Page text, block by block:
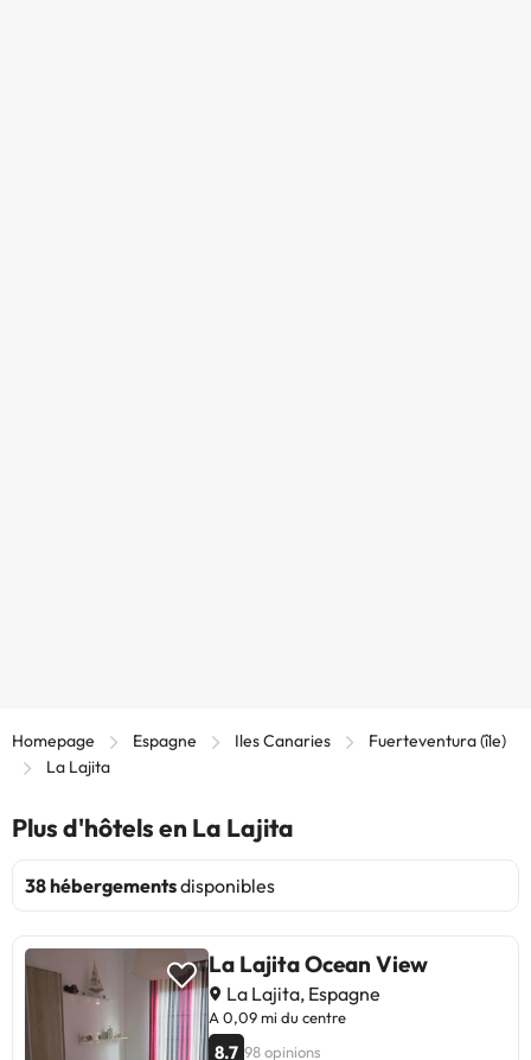
Homepage Espagne Iles Canaries
Fuerteventura (île)
La Lajita
Plus d'hôtels en La Lajita
38 hébergementsdisponibles
La Lajita Ocean View
La Lajita, Espagne
A 0,09 mi du centre
8.7 98 opinions